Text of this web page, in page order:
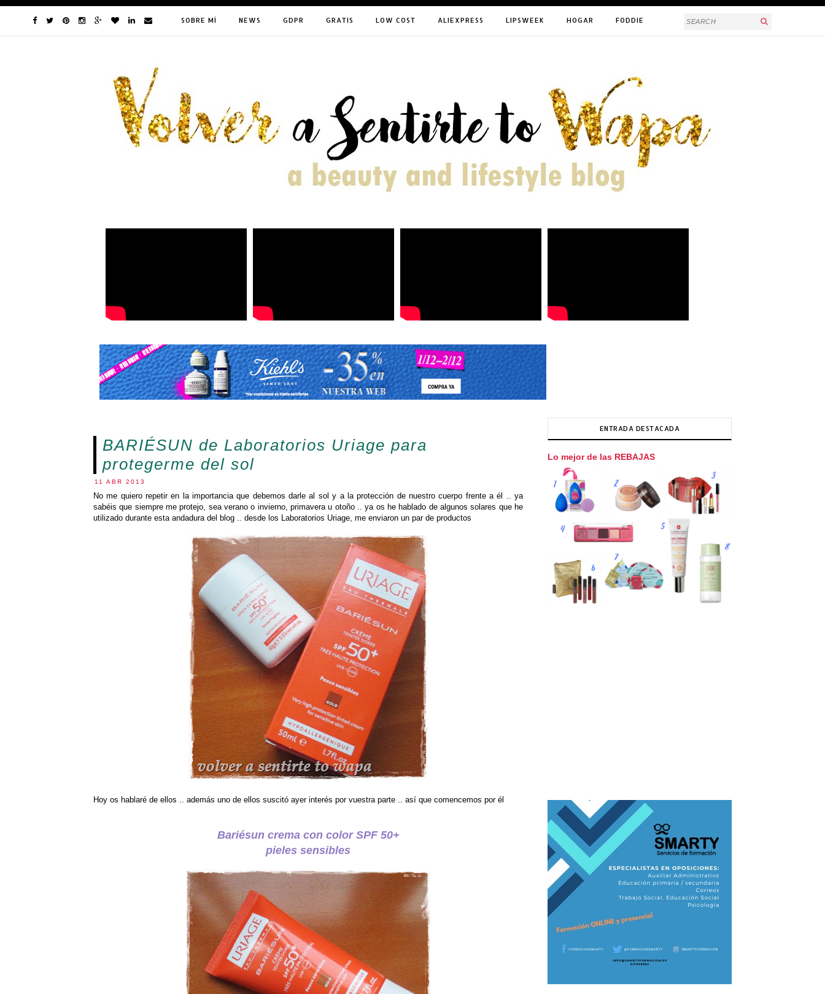
SOBRE MÍ NEWS GDPR GRATIS LOW COST ALIEXPRESS LIPSWEEK HOGAR FODDIE
BARIÉSUN de Laboratorios Uriage para
protegerme del sol
11 ABR 2013
No me quiero repetir en la importancia que debemos darle al sol y a la protección de nuestro cuerpo frente a él .. ya
sabéis que siempre me protejo, sea verano o invierno, primavera u otoño .. ya os he hablado de algunos solares que he
utilizado durante esta andadura del blog .. desde los Laboratorios Uriage, me enviaron un par de productos
Hoy os hablaré de ellos .. además uno de ellos suscitó ayer interés por vuestra parte .. así que comencemos por él
Bariésun crema con color SPF 50+
pieles sensibles
ENTRADA DESTACADA
Lo mejor de las REBAJAS